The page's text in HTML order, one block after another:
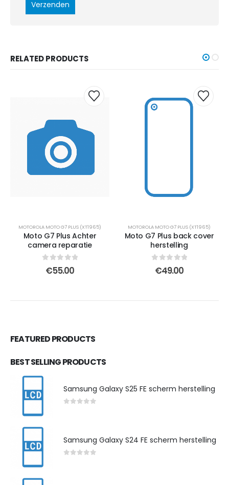
RELATED PRODUCTS
MOTOROLA MOTO G7 PLUS (XT1965)
Moto G7 Plus Achter
camera reparatie
out of 5
€55.00
MOTOROLA MOTO G7 PLUS (XT1965)
Moto G7 Plus back cover
herstelling
out of 5
€49.00
FEATURED PRODUCTS
BEST SELLING PRODUCTS
Samsung Galaxy S25 FE scherm herstelling
Samsung Galaxy S24 FE scherm herstelling